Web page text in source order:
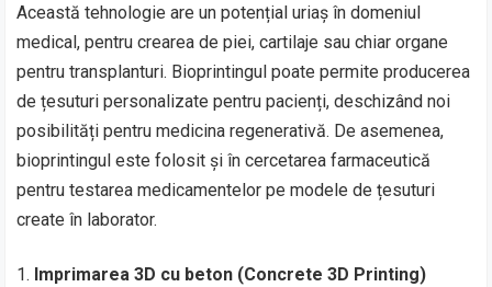
Această tehnologie are un potențial uriaș în domeniul
medical, pentru crearea de piei, cartilaje sau chiar organe
pentru transplanturi. Bioprintingul poate permite producerea
de țesuturi personalizate pentru pacienți, deschizând noi
posibilități pentru medicina regenerativă. De asemenea,
bioprintingul este folosit și în cercetarea farmaceutică
pentru testarea medicamentelor pe modele de țesuturi
create în laborator.
Imprimarea 3D cu beton (Concrete 3D Printing)